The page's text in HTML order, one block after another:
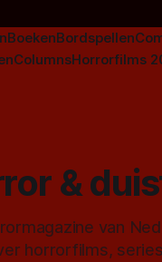
BoekenBordspellen
ColumnsHorrorfilms
&
van
horrorfilms,